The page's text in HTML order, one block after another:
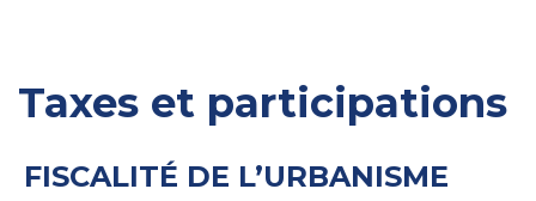
Taxes et participations
FISCALITÉ DE L’URBANISME